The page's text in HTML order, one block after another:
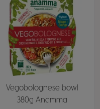
Vegobolognese bowl
380g Anamma